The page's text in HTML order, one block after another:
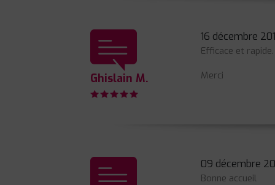
Ghislain M.
16 décembre
Efficace et rapide.
Merci
09 décembre
Bonne accueil